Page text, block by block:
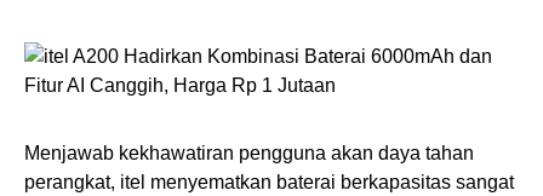
Menjawab kekhawatiran pengguna akan daya tahan
perangkat, itel menyematkan baterai berkapasitas sangat